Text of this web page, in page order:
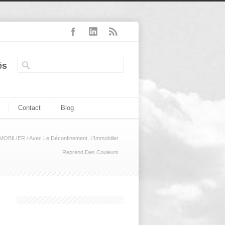
Contact Blog
/Avec Le Déconfinement, L’Immobilier
Reprend Des Couleurs